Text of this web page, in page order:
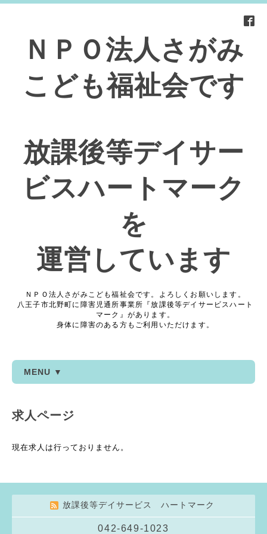
ＮＰＯ法人さがみ
こども福祉会です
放課後等デイサー
ビスハートマーク
を
運営しています
ＮＰＯ法人さがみこども福祉会です。よろしくお願いします。
八王子市北野町に障害児通所事業所『放課後等デイサービスハート
マーク』があります。
身体に障害のある方もご利用いただけます。
MENU ▼
求人ページ
現在求人は行っておりません。
放課後等デイサービス ハートマーク
042-649-1023